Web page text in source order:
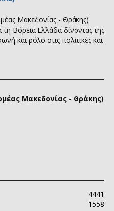
Μακεδονίας - Θράκης)
Βόρεια Ελλάδα δίνοντας της
και ρόλο στις πολιτικές και
Μακεδονίας - Θράκης)
4441
1558